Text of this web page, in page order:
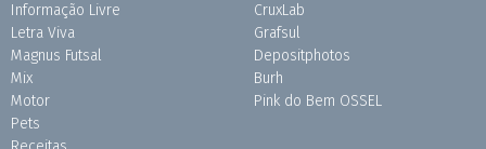
Informação Livre
Letra Viva
Magnus Futsal
Mix
Motor
Pets
CruxLab
Grafsul
Depositphotos
Burh
Pink do Bem OSSEL